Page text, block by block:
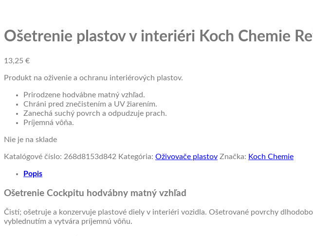
Ošetrenie plastov v interiéri Koch Chemie
13,25 €
Produkt na oživenie a ochranu interiérových plastov.
Prirodzene hodvábne matný vzhľad.
Chráni pred znečistením a UV žiarením.
Zanechá suchý povrch a odpudzuje prach.
Príjemná vôňa.
Nie je na sklade
Katalógové číslo: 268d8153d842 Kategória: Oživovače plastov Značka: Koch Chemie
Popis
Ošetrenie Cockpitu hodvábny matný vzhľad
Čistí; ošetruje a konzervuje plastové diely v interiéri vozidla. Ošetrované povrchy
vyblednutím a vytvára príjemnú vôňu.